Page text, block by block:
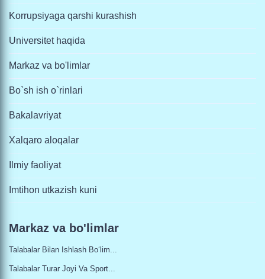
Korrupsiyaga qarshi kurashish
Universitet haqida
Markaz va bo'limlar
Bo`sh ish o`rinlari
Bakalavriyat
Xalqaro aloqalar
Ilmiy faoliyat
Imtihon utkazish kuni
Markaz va bo'limlar
Talabalar Bilan Ishlash Bo‘lim...
Talabalar Turar Joyi Va Sport...